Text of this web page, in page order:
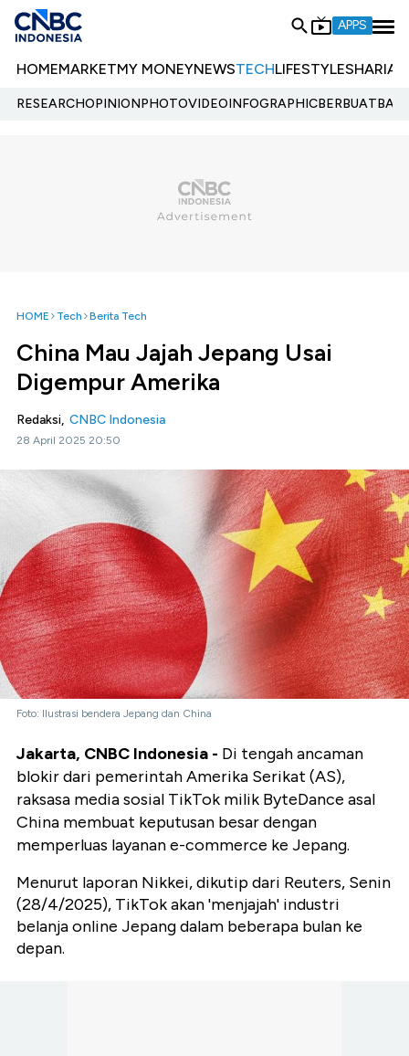
APPS
HOMEMARKETMY MONEYNEWSTECHLIFESTYLESHARIA
RESEARCHOPINIONPHOTOVIDEOINFOGRAPHIC
HOME Tech Berita Tech
China Mau Jajah Jepang Usai
Digempur Amerika
Redaksi, CNBC Indonesia
28 April 2025 20:50
Foto: Ilustrasi bendera Jepang dan China
Jakarta, CNBC Indonesia - Di tengah ancaman
blokir dari pemerintah Amerika Serikat (AS),
raksasa media sosial TikTok milik ByteDance asal
China membuat keputusan besar dengan
memperluas layanan e-commerce ke Jepang.
Menurut laporan Nikkei, dikutip dari Reuters, Senin
(28/4/2025), TikTok akan 'menjajah' industri
belanja online Jepang dalam beberapa bulan ke
depan.